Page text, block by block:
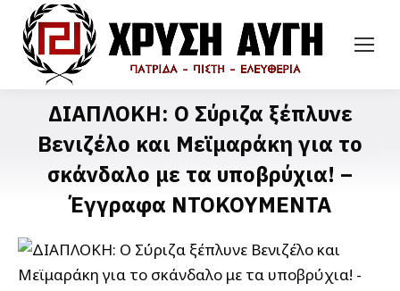
ΔΙΑΠΛΟΚΗ: Ο Σύριζα ξέπλυνε
Βενιζέλο και Μεϊμαράκη για το
σκάνδαλο με τα υποβρύχια! –
Έγγραφα ΝΤΟΚΟΥΜΕΝΤΑ